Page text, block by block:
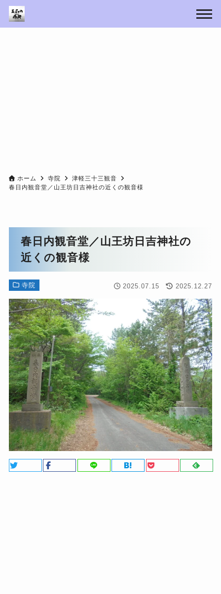
ホーム 寺院
津軽三十三観音
春日内観音堂／山王坊日吉神社の近くの観音様
春日内観音堂／山王坊日吉神社の
近くの観音様
寺院 2025.07.15 2025.12.27